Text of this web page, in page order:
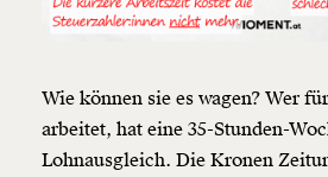
Wie können sie es wagen? Wer
arbeitet, hat eine 35-Stunden-
Lohnausgleich. Die Kronen